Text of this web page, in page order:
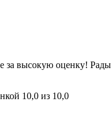
за высокую оценку! Рады
10,0 из 10,0